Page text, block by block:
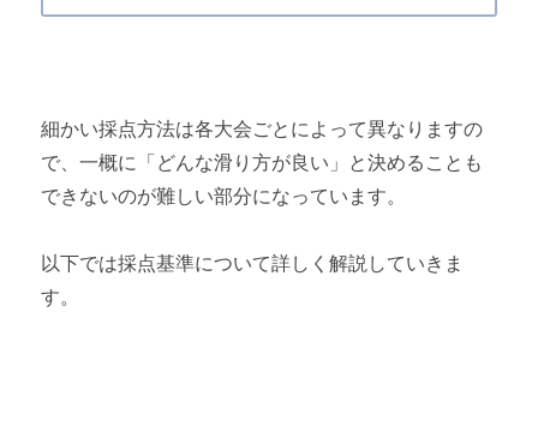
細かい採点方法は各大会ごとによって異なりますの
で、一概に「どんな滑り方が良い」と決めることも
できないのが難しい部分になっています。
以下では採点基準について詳しく解説していきま
す。